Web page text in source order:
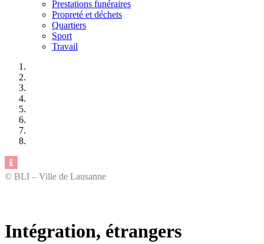
Prestations funéraires
Propreté et déchets
Quartiers
Sport
Travail
© BLI – Ville de Lausanne
Intégration, étrangers